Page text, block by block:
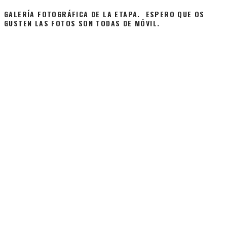
GALERÍA FOTOGRÁFICA DE LA ETAPA. ESPERO QUE OS
GUSTEN LAS FOTOS SON TODAS DE MÓVIL.